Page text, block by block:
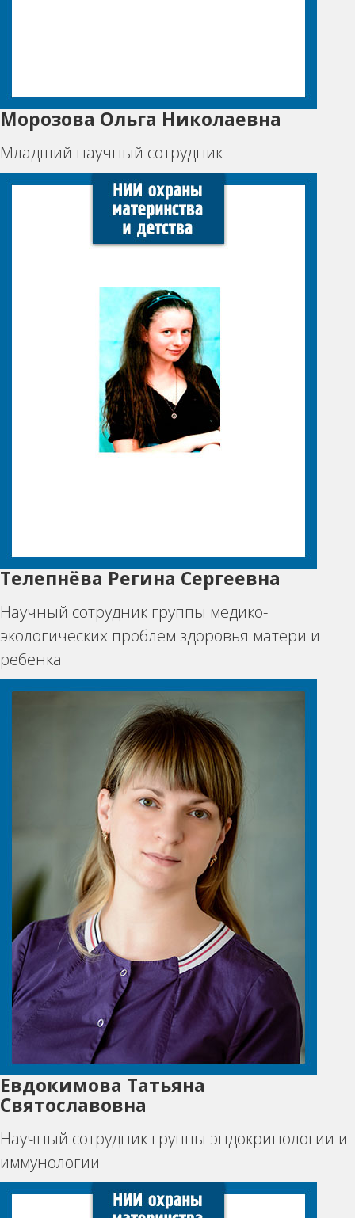
Морозова Ольга Николаевна
Младший научный сотрудник
Телепнёва Регина Сергеевна
Научный сотрудник группы медико-
экологических проблем здоровья матери и
ребенка
Евдокимова Татьяна
Святославовна
Научный сотрудник группы эндокринологии и
иммунологии